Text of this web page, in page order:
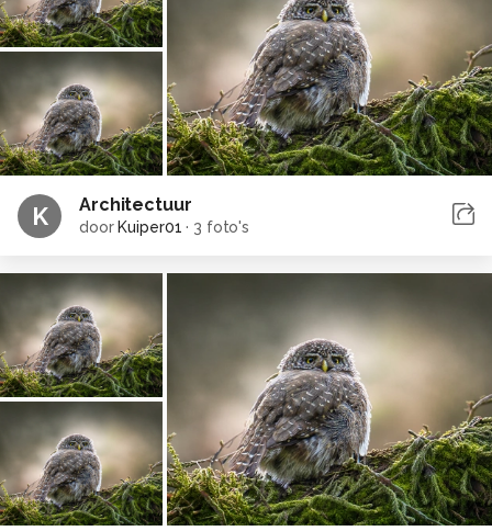
K Architectuur
door Kuiper01 · 3 foto's